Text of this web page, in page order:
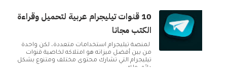
10 قنوات تيليجرام عربية لتحميل وقراءة
الكتب مجانا
لمنصة تيليجرام استخدامات متعددة، لكن واحدة
من بين أفضل ميزاته هو امتلاكه لخاصية قنوات
تيليجرام التي تشارك محتوى مختلف ومتنوع بشكل
دائم. ولك...